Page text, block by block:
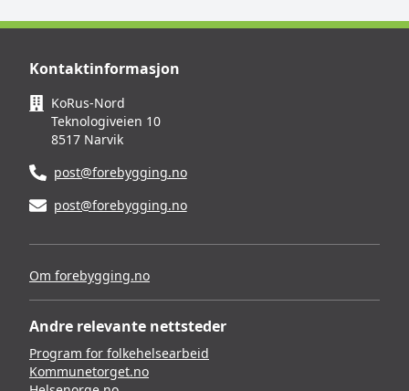
Kontaktinformasjon
KoRus-Nord
Teknologiveien 10
8517 Narvik
post@forebygging.no
post@forebygging.no
Om forebygging.no
Andre relevante nettsteder
Program for folkehelsearbeid
Kommunetorget.no